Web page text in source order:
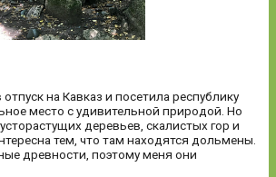
отпуск на Кавказ и посетила республику
место с удивительной природой. Но
деревьев, скалистых гор и
тем, что там находятся дольмены.
древности, поэтому меня они